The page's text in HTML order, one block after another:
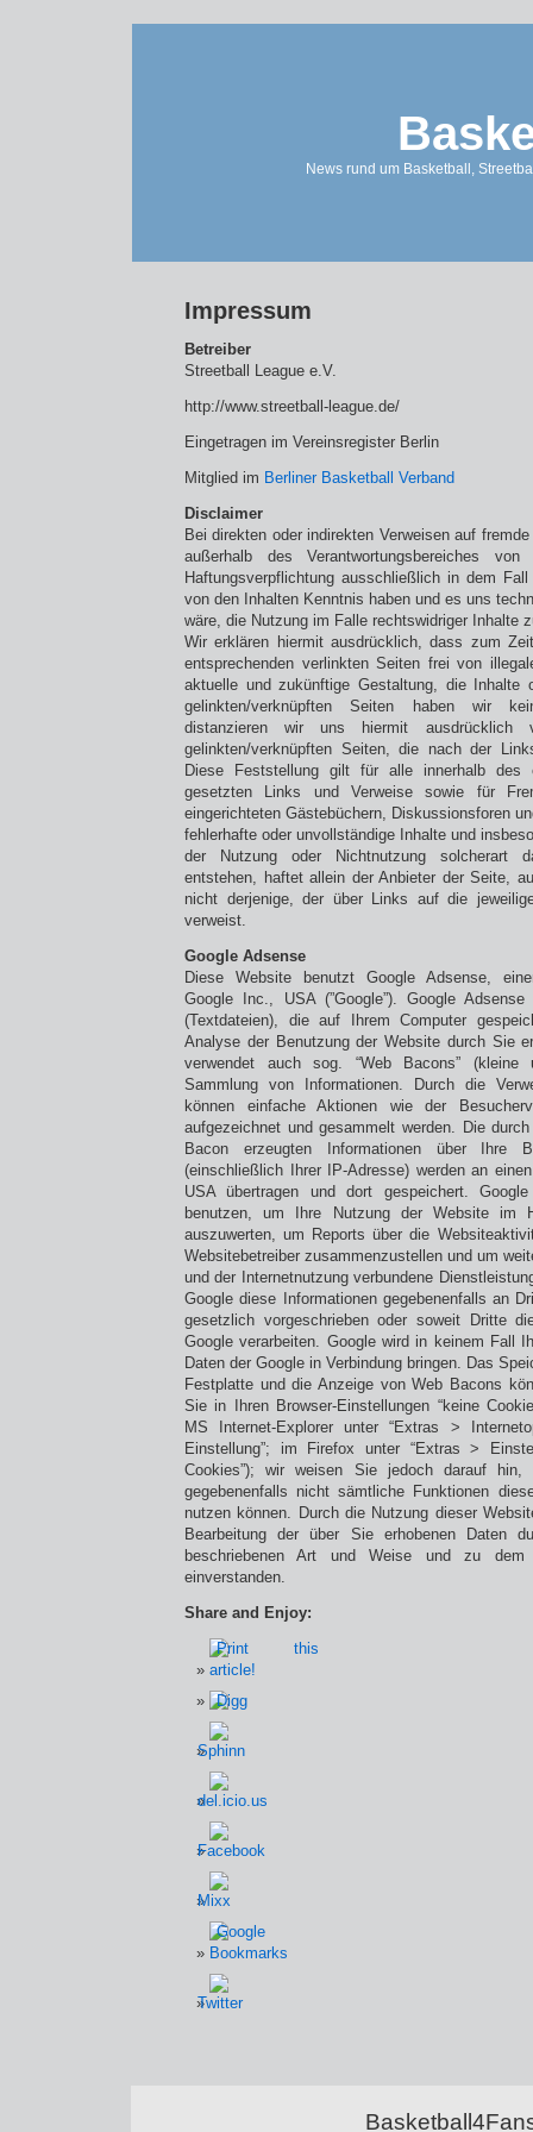
News rund um Basketball,
Impressum
Betreiber
Streetball League e.V.
http://www.streetball-league.de/
Eingetragen im Vereinsregister Berlin
Mitglied im Berliner Basketball Verband
Disclaimer
Bei direkten oder indirekten Verweisen auf
außerhalb des Verantwortungsbereiches
Haftungsverpflichtung ausschließlich in dem
von den Inhalten Kenntnis haben und es uns
wäre, die Nutzung im Falle rechtswidriger Inhalte
Wir erklären hiermit ausdrücklich, dass zum
entsprechenden verlinkten Seiten frei von
aktuelle und zukünftige Gestaltung, die Inhalte
gelinkten/verknüpften Seiten haben wir
distanzieren wir uns hiermit ausdrücklich
gelinkten/verknüpften Seiten, die nach der
Diese Feststellung gilt für alle innerhalb des
gesetzten Links und Verweise sowie für
eingerichteten Gästebüchern, Diskussionsforen
fehlerhafte oder unvollständige Inhalte und
der Nutzung oder Nichtnutzung solcherart
entstehen, haftet allein der Anbieter der Seite,
nicht derjenige, der über Links auf die
verweist.
Google Adsense
Diese Website benutzt Google Adsense,
Google Inc., USA (”Google”). Google Adsense
(Textdateien), die auf Ihrem Computer
Analyse der Benutzung der Website durch Sie
verwendet auch sog. “Web Bacons” (kleine
Sammlung von Informationen. Durch die
können einfache Aktionen wie der
aufgezeichnet und gesammelt werden. Die
Bacon erzeugten Informationen über Ihre
(einschließlich Ihrer IP-Adresse) werden an
USA übertragen und dort gespeichert.
benutzen, um Ihre Nutzung der Website im
auszuwerten, um Reports über die
Websitebetreiber zusammenzustellen und um
und der Internetnutzung verbundene
Google diese Informationen gegebenenfalls an
gesetzlich vorgeschrieben oder soweit Dritte
Google verarbeiten. Google wird in keinem Fall
Daten der Google in Verbindung bringen. Das
Festplatte und die Anzeige von Web Bacons
Sie in Ihren Browser-Einstellungen “keine
MS Internet-Explorer unter “Extras >
Einstellung”; im Firefox unter “Extras >
Cookies”); wir weisen Sie jedoch darauf
gegebenenfalls nicht sämtliche Funktionen
nutzen können. Durch die Nutzung dieser
Bearbeitung der über Sie erhobenen Daten
beschriebenen Art und Weise und zu dem
einverstanden.
Share and Enjoy: